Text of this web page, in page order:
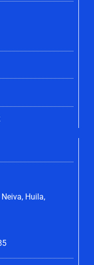
Huila,